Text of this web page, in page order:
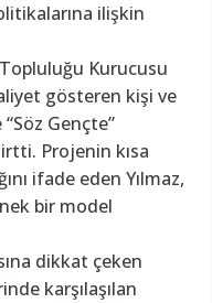
ilişkin
Kurucusu
gösteren kişi ve
Gençte”
Projenin kısa
ifade eden Yılmaz,
bir model
dikkat çeken
karşılaşılan